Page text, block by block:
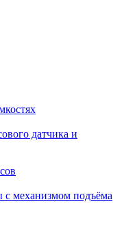
датчика и
механизмом подъёма